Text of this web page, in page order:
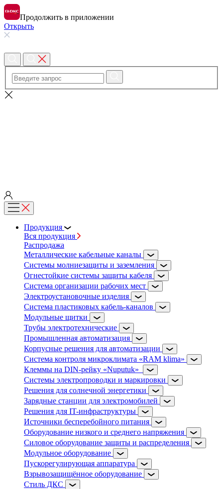
Продолжить в приложении
Открыть
Продукция
Вся продукция
Распродажа
Металлические кабельные каналы
Системы молниезащиты и заземления
Огнестойкие системы защиты кабеля
Система организации рабочих мест
Электроустановочные изделия
Система пластиковых кабель-каналов
Модульные щитки
Трубы электротехнические
Промышленная автоматизация
Корпусные решения для автоматизации
Система контроля микроклимата «RAM klima»
Клеммы на DIN-рейку «Nuputuk»
Системы электропроводки и маркировки
Решения для солнечной энергетики
Зарядные станции для электромобилей
Решения для IT-инфраструктуры
Источники бесперебойного питания
Оборудование низкого и среднего напряжения
Силовое оборудование защиты и распределения
Модульное оборудование
Пускорегулирующая аппаратура
Взрывозащищённое оборудование
Стиль ДКС